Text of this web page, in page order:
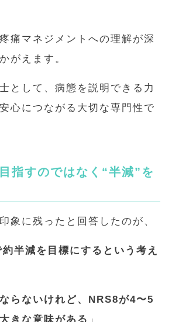
痛マネジメントへの理解が深
がえます。
として、病態を説明できる力
心につながる大切な専門性で
指すのではなく“半減”を
象に残ったと回答したのが、
半減を目標にするという考え
らないけれど、NRS8が4〜5
きな意味がある 」